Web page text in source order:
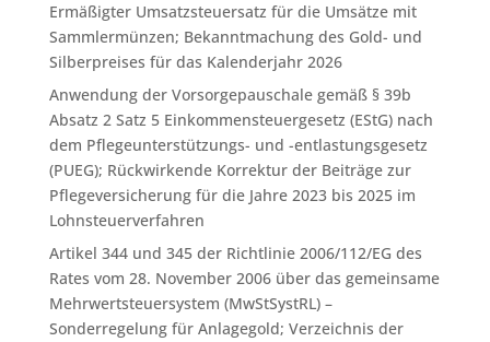
Ermäßigter Umsatzsteuersatz für die Umsätze mit
Sammlermünzen; Bekanntmachung des Gold- und
Silberpreises für das Kalenderjahr 2026
Anwendung der Vorsorgepauschale gemäß § 39b
Absatz 2 Satz 5 Einkommensteuergesetz (EStG) nach
dem Pflegeunterstützungs- und -entlastungsgesetz
(PUEG); Rückwirkende Korrektur der Beiträge zur
Pflegeversicherung für die Jahre 2023 bis 2025 im
Lohnsteuerverfahren
Artikel 344 und 345 der Richtlinie 2006/112/EG des
Rates vom 28. November 2006 über das gemeinsame
Mehrwertsteuersystem (MwStSystRL) –
Sonderregelung für Anlagegold; Verzeichnis der